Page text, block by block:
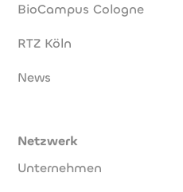
BioCampus Cologne
RTZ Köln
News
Netzwerk
Unternehmen